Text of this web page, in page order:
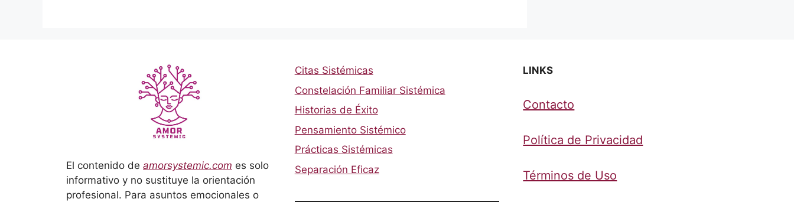
El contenido de amorsystemic.com es solo
informativo y no sustituye la orientación
profesional. Para asuntos emocionales o
Citas Sistémicas
Constelación Familiar Sistémica
Historias de Éxito
Pensamiento Sistémico
Prácticas Sistémicas
Separación Eficaz
LINKS
Contacto
Política de Privacidad
Términos de Uso